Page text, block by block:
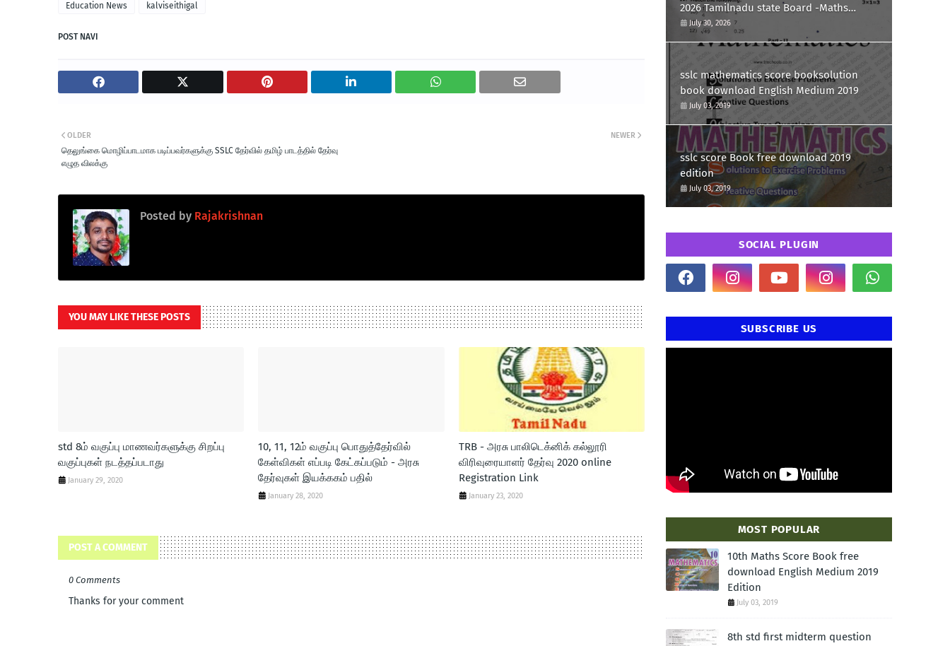
Education News kalviseithigal
POST NAVI
NEWER
OLDER
தெலுங்கை மொழிப்பாடமாக படிப்பவர்களுக்கு SSLC தேர்வில் தமிழ் பாடத்தில் தேர்வு
எழுத விலக்கு
Posted by Rajakrishnan
YOU MAY LIKE THESE POSTS
std 8ம் வகுப்பு மாணவர்களுக்கு சிறப்பு
வகுப்புகள் நடத்தப்படாது
January 29, 2020
10, 11, 12ம் வகுப்பு பொதுத்தேர்வில்
கேள்விகள் எப்படி கேட்கப்படும் - அரசு
தேர்வுகள் இயக்ககம் பதில்
January 28, 2020
TRB - அரசு பாலிடெக்னிக் கல்லூரி
விரிவுரையாளர் தேர்வு 2020 online
Registration Link
January 23, 2020
POST A COMMENT
0 Comments
Thanks for your comment
2026 Tamilnadu state Board -Maths
Question paper
July 30, 2026
sslc mathematics score booksolution
book download English Medium 2019
July 03, 2019
sslc score Book free download 2019
edition
July 03, 2019
SOCIAL PLUGIN
SUBSCRIBE US
MOST POPULAR
10th Maths Score Book free
download English Medium 2019
Edition
July 03, 2019
8th std first midterm question